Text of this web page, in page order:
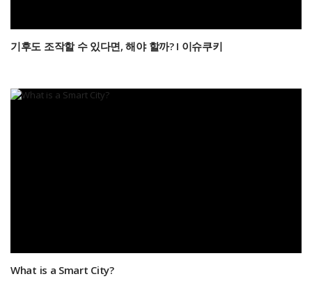
기후도 조작할 수 있다면, 해야 할까? I 이슈쿠키
What is a Smart City?